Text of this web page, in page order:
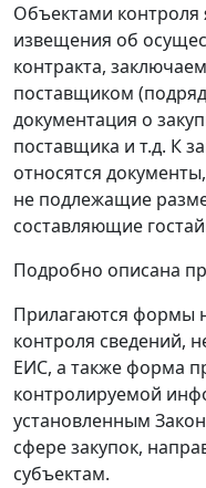
Объектами контроля
извещения об
контракта,
поставщиком
документация о
поставщика и т.д. К
относятся
не подлежащие
составляющие
Подробно описана
Прилагаются формы
контроля сведений,
ЕИС, а также форма
контролируемой
установленным
сфере закупок,
субъектам.